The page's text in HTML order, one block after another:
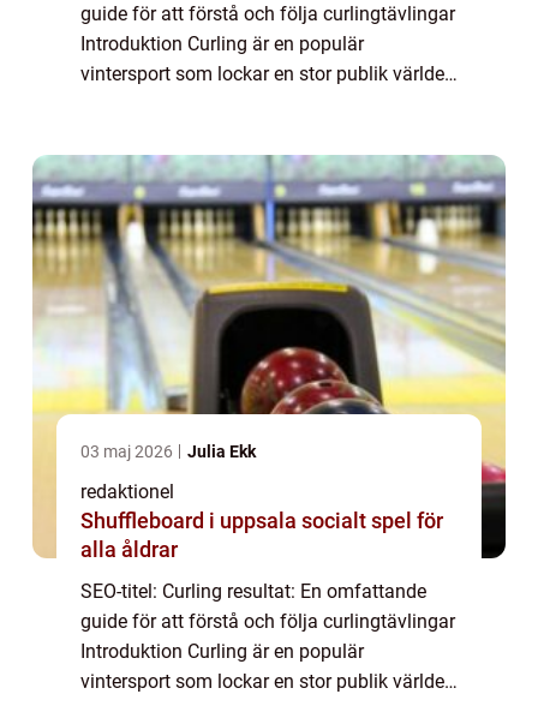
guide för att förstå och följa curlingtävlingar
Introduktion Curling är en populär
vintersport som lockar en stor publik världen
03 maj 2026 Julia Ekk
redaktionel
Shuffleboard i uppsala socialt spel för
alla åldrar
SEO-titel: Curling resultat: En omfattande
guide för att förstå och följa curlingtävlingar
Introduktion Curling är en populär
vintersport som lockar en stor publik världen